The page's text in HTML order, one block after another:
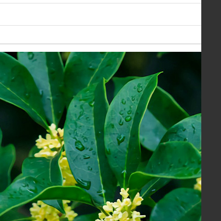
￥40.00
绿植花卉 兰花苗 嫦娥奔月 建兰四季兰
￥30.00